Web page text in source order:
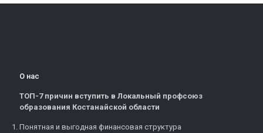
О нас
ТОП-7 причин вступить в Локальный профсоюз
образования Костанайской области
Понятная и выгодная финансовая структура